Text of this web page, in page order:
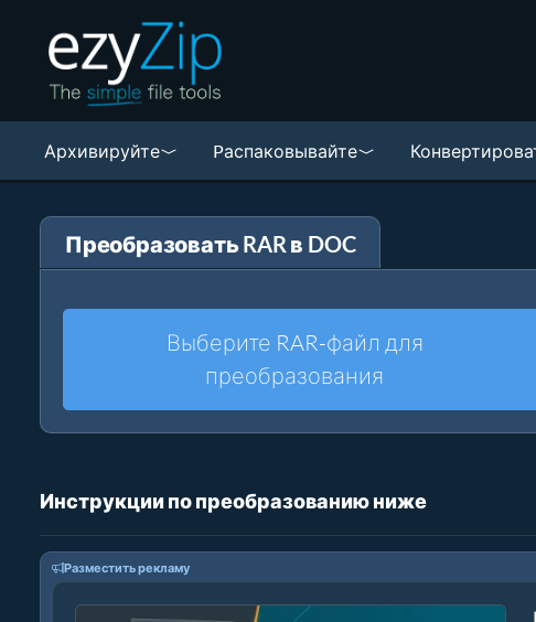
Архивируйте Pаспаковывайте
Преобразовать RAR в DOC
Выберите RAR-файл для
преобразования
Инструкции по преобразованию ниже
Разместить рекламу